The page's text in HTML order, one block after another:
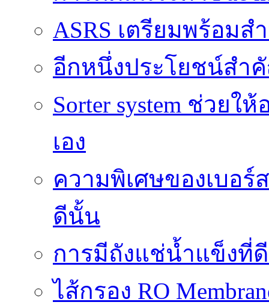
ASRS เตรียมพร้อม
อีกหนึ่งประโยชน์สำคั
Sorter system ช่วย
เอง
ความพิเศษของเบอ
ดีนั้น
การมีถังแช่น้ำแข็งที่
ไส้กรอง RO